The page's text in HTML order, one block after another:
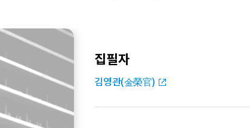
집필자
김영관(金榮官)